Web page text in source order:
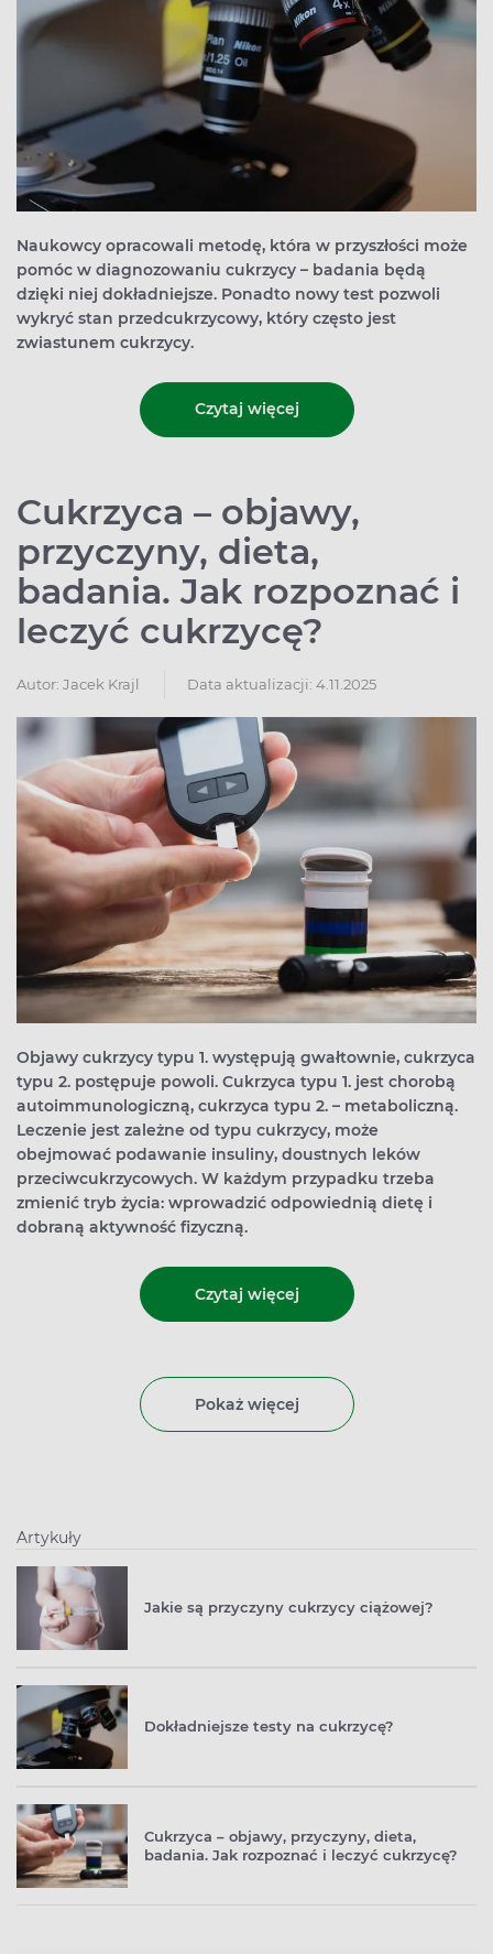
Naukowcy opracowali metodę, która w przyszłości może
pomóc w diagnozowaniu cukrzycy – badania będą
dzięki niej dokładniejsze. Ponadto nowy test pozwoli
wykryć stan przedcukrzycowy, który często jest
zwiastunem cukrzycy.
Czytaj więcej
Cukrzyca – objawy,
przyczyny, dieta,
badania. Jak rozpoznać i
leczyć cukrzycę?
Autor: Jacek Krajl Data aktualizacji: 4.11.2025
Objawy cukrzycy typu 1. występują gwałtownie, cukrzyca
typu 2. postępuje powoli. Cukrzyca typu 1. jest chorobą
autoimmunologiczną, cukrzyca typu 2. – metaboliczną.
Leczenie jest zależne od typu cukrzycy, może
obejmować podawanie insuliny, doustnych leków
przeciwcukrzycowych. W każdym przypadku trzeba
zmienić tryb życia: wprowadzić odpowiednią dietę i
dobraną aktywność fizyczną.
Czytaj więcej
Pokaż więcej
Artykuły
Jakie są przyczyny cukrzycy ciążowej?
Dokładniejsze testy na cukrzycę?
Cukrzyca – objawy, przyczyny, dieta,
badania. Jak rozpoznać i leczyć cukrzycę?